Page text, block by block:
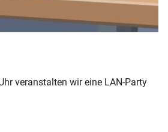
veranstalten wir eine LAN-Party